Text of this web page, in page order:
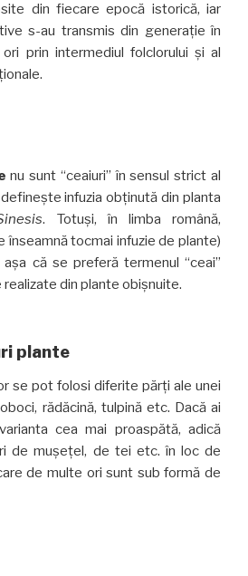
din fiecare epocă istorică, iar
s-au transmis din generație în
prin intermediul folclorului și al
nu sunt “ceaiuri” în sensul strict al
infuzia obținută din planta
. Totuși, în limba română,
înseamnă tocmai infuzie de plante)
că se preferă termenul “ceai”
realizate din plante obișnuite.
plante
se pot folosi diferite părți ale unei
rădăcină, tulpină etc. Dacă ai
cea mai proaspătă, adică
de mușețel, de tei etc. în loc de
de multe ori sunt sub formă de